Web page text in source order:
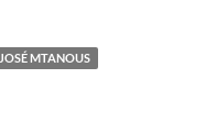
JOSÉ MTANOUS